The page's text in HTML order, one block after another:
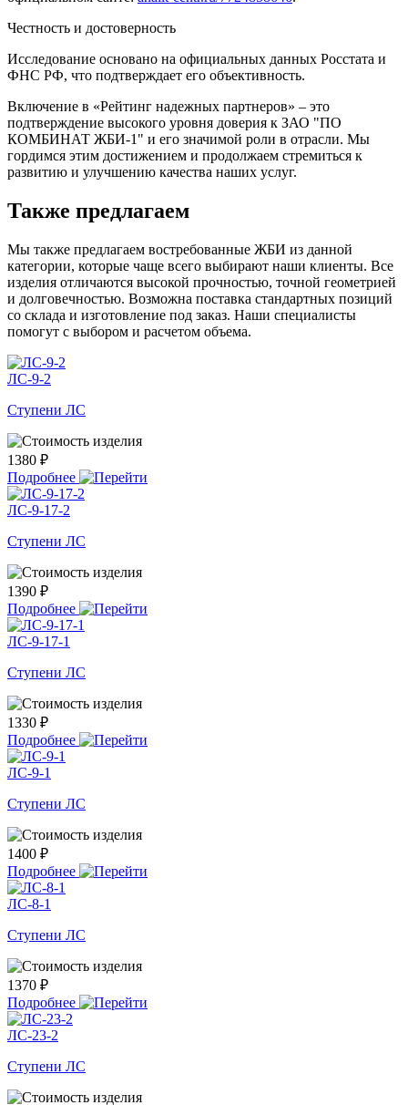
Честность и достоверность
Исследование основано на официальных данных Росстата и
ФНС РФ, что подтверждает его объективность.
Включение в «Рейтинг надежных партнеров» – это
подтверждение высокого уровня доверия к ЗАО "ПО
КОМБИНАТ ЖБИ-1" и его значимой роли в отрасли. Мы
гордимся этим достижением и продолжаем стремиться к
развитию и улучшению качества наших услуг.
Также предлагаем
Мы также предлагаем востребованные ЖБИ из данной
категории, которые чаще всего выбирают наши клиенты. Все
изделия отличаются высокой прочностью, точной геометрией
и долговечностью. Возможна поставка стандартных позиций
со склада и изготовление под заказ. Наши специалисты
помогут с выбором и расчетом объема.
ЛС-9-2
Ступени ЛС
1380 ₽
Подробнее
ЛС-9-17-2
Ступени ЛС
1390 ₽
Подробнее
ЛС-9-17-1
Ступени ЛС
1330 ₽
Подробнее
ЛС-9-1
Ступени ЛС
1400 ₽
Подробнее
ЛС-8-1
Ступени ЛС
1370 ₽
Подробнее
ЛС-23-2
Ступени ЛС